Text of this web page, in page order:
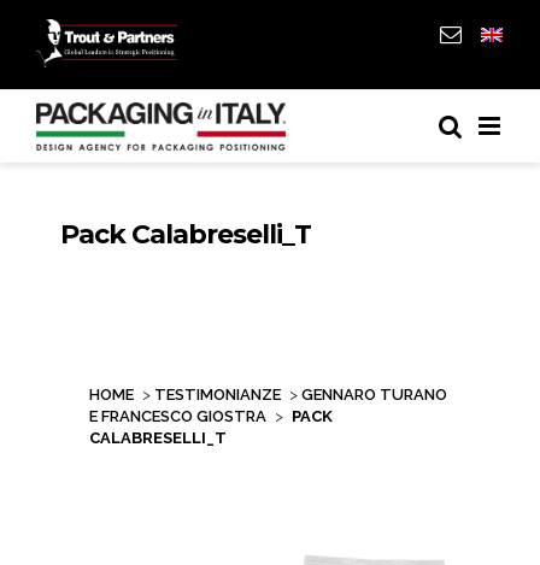
Pack Calabreselli_T
HOME > TESTIMONIANZE > GENNARO TURANO
E FRANCESCO GIOSTRA > PACK
CALABRESELLI_T